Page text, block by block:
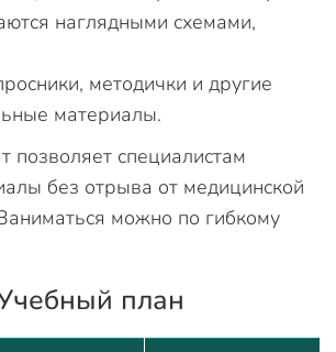
наглядными схемами,
методички и другие
материалы.
специалистам
без отрыва от медицинской
можно по гибкому
план